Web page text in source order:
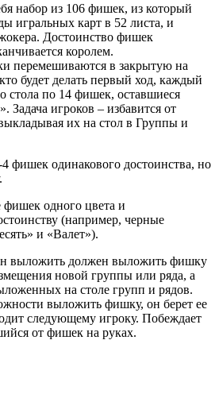
набор из 106 фишек, из который
игральных карт в 52 листа, и
Достоинство фишек
королем.
перемешиваются в закрытую на
будет делать первый ход, каждый
стола по 14 фишек, оставшиеся
Задача игроков – избавится от
их на стол в Группы и
фишек одинакового достоинства, но
фишек одного цвета и
(например, черные
и «Валет»).
выложить должен выложить фишку
новой группы или ряда, а
на столе групп и рядов.
выложить фишку, он берет ее
следующему игроку. Побеждает
от фишек на руках.